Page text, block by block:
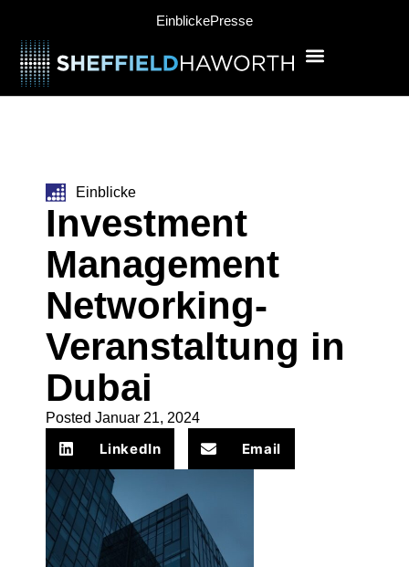
EinblickePresse
Einblicke
Investment
Management
Networking-
Veranstaltung in
Dubai
Posted Januar 21, 2024
LinkedIn Email